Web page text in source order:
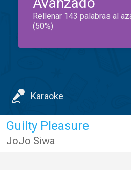
Rellenar 143 palabras al
(50%)
Karaoke
Guilty Pleasure
JoJo Siwa